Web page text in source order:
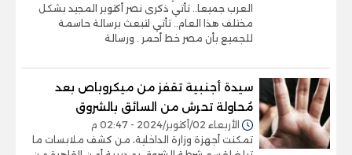
العرب جميعا.. تأتي ذكرى نصر أكتوبر المجيد بشكل
مختلف هذا العام.. تأتي لتبعث برسالة حاسمة
للجميع بأن مصر خط أحمر . ورسالة
سيدة أجنبية تقفز من ميكروباص بعد
مُحاولة تحرش من السائق بالشروق
الأربعاء 02/أكتوبر/2024 - 02:47 م
تمكنت أجهزة وزارة الداخلية، من كشف ملابسات ما